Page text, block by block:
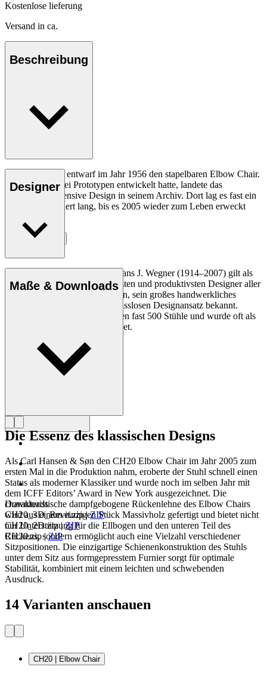
Kostenlose lieferung
Versand in ca.
Beschreibung
Hans J. Wegner entwarf im Jahr 1956 den stapelbaren Elbow Chair.
Nachdem er zwei Prototypen entwickelt hatte, landete das
Produktions-intensive Design in seinem Archiv. Dort lag es fast ein
halbes Jahrhundert lang, bis es 2005 wieder zum Leben erweckt
Entdecke mehr
Designer
Der dänische Möbeldesigner Hans J. Wegner (1914–2007) gilt als
einer der kreativsten, innovativsten und produktivsten Designer aller
Zeiten und ist für seine Präzision, sein großes handwerkliches
Geschick und seinen kompromisslosen Designansatz bekannt.
Wegner entwarf in seinem Leben fast 500 Stühle und wurde oft als
der Meister des Stuhls bezeichnet.
Profil Hans J. Wegner
Maße & Downloads
Downloads
CH20_3D_Revit.zip|ZIP
CH20_2D.zip|ZIP
CH20.zip|ZIP
Die Essenz des klassischen Designs
Als Carl Hansen & Søn den CH20 Elbow Chair im Jahr 2005 zum
ersten Mal in die Produktion nahm, eroberte der Stuhl schnell einen
Status als moderner Klassiker und wurde noch im selben Jahr mit
dem ICFF Editors’ Award in New York ausgezeichnet. Die
charakteristische dampfgebogene Rückenlehne des Elbow Chairs
wird aus einem einzigen Stück Massivholz gefertigt und bietet nicht
nur Unterstützung für die Ellbogen und den unteren Teil des
Rückens, sondern ermöglicht auch eine Vielzahl verschiedener
Sitzpositionen. Die einzigartige Schienenkonstruktion des Stuhls
unter dem Sitz aus formgepresstem Furnier sorgt für optimale
Stabilität, kombiniert mit einem leichten und schwebenden
Ausdruck.
14 Varianten anschauen
CH20 | Elbow Chair